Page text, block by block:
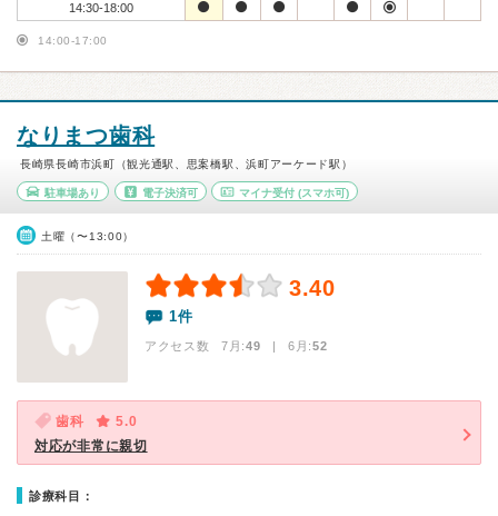
14:30-18:00
14:00-17:00
なりまつ歯科
長崎県長崎市浜町（観光通駅、思案橋駅、浜町アーケード駅）
駐車場あり 電子決済可 マイナ受付 (スマホ可)
土曜（〜13:00）
3.40
1件
アクセス数 7月:49 | 6月:52
歯科
5.0
対応が非常に親切
診療科目：